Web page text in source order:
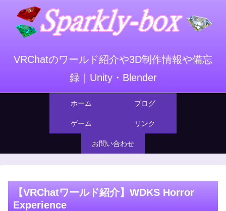
VRChatのワールド紹介や3D制作情報や備忘
録｜Unity・Blender
ホーム ブログ
ゲーム リンク
お問い合わせ
【VRChatワールド紹介】WDKS Horror
Experience